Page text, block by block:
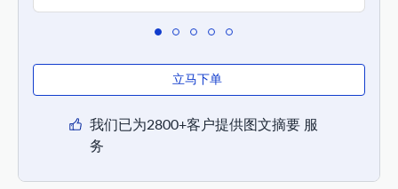
立马下单
我们已为2800+客户提供图文摘要 服
务